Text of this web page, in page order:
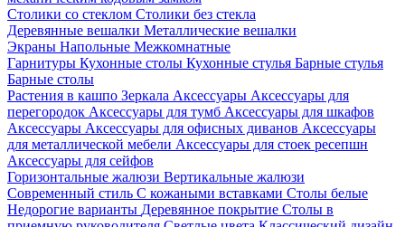
Столики со стеклом Столики без стекла
Деревянные вешалки Металлические вешалки
Экраны Напольные Межкомнатные
Гарнитуры Кухонные столы Кухонные стулья Барные стулья
Барные столы
Растения в кашпо Зеркала Аксессуары Аксессуары для
перегородок Аксессуары для тумб Аксессуары для шкафов
Аксессуары Аксессуары для офисных диванов Аксессуары
для металлической мебели Аксессуары для стоек ресепшн
Аксессуары для сейфов
Горизонтальные жалюзи Вертикальные жалюзи
Современный стиль С кожаными вставками Столы белые
Недорогие варианты Деревянное покрытие Столы в